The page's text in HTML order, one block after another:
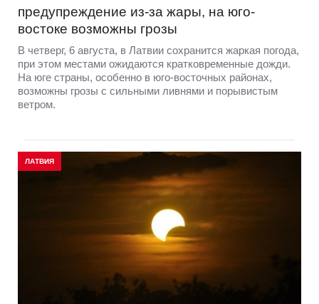
предупреждение из-за жары, на юго-
востоке возможны грозы
В четверг, 6 августа, в Латвии сохранится жаркая погода,
при этом местами ожидаются кратковременные дожди.
На юге страны, особенно в юго-восточных районах,
возможны грозы с сильными ливнями и порывистым
ветром.
ЛАТВИЯ